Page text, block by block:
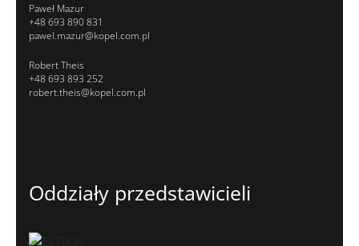
Paweł Mazur
+48 693 890 831
pawel.mazur@kopel.com.pl
Robert Theis
+48 693 893 252
robert.theis@kopel.com.pl
Oddziały przedstawicieli